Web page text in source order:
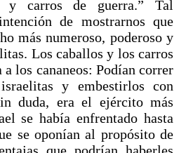
y carros de guerra.” Tal
de mostrarnos que
más numeroso, poderoso y
Los caballos y los carros
a los cananeos: Podían correr
y embestirlos con
duda, era el ejército más
se había enfrentado hasta
se oponían al propósito de